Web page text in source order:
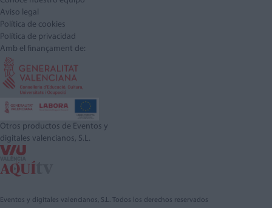
Aviso legal
Política de cookies
Política de privacidad
Amb el finançament de:
Otros productos de Eventos y
digitales valencianos, S.L.
Eventos y digitales valencianos, S.L. Todos los derechos reservados